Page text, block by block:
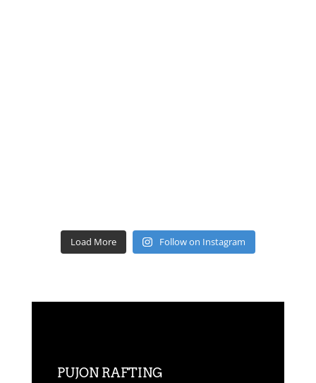
Load More Follow on Instagram
PUJON RAFTING